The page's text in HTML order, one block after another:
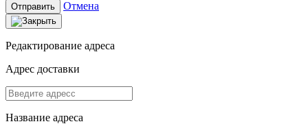
Отправить Отмена
Редактирование адреса
Адрес доставки
Название адреса